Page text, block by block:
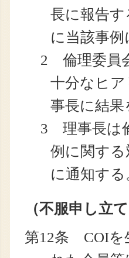
長に報告
に当該事
2 倫理委員
十分なヒ
事長に結
3 理事長は
例に関す
に通知する
（不服申し立
第12条 COIを